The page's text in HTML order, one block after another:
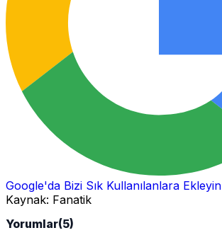
Google'da Bizi Sık Kullanılanlara Ekleyin
Kaynak: Fanatik
Yorumlar(5)